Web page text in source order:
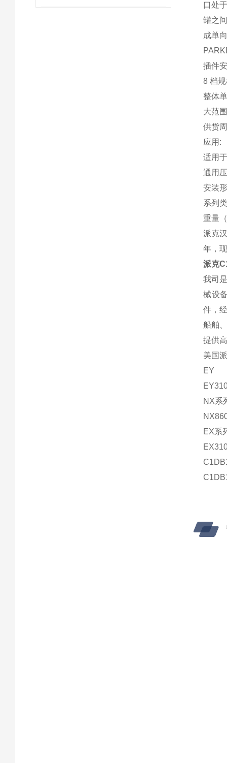
口处
罐之
成单
插件
8 档
整体
大范
供货
应用:
适用
通用
安装
系列
重量
派克
年，
派克
我司
械设
件，
船舶
提供
美国
NX系
EX系